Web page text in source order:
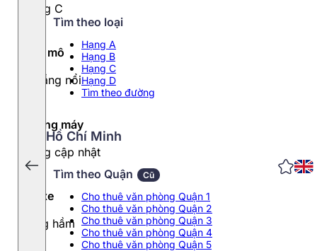
Tìm theo loại
Hạng A
Hạng B
Hạng C
Hạng D
Tìm theo đường
Hồ Chí Minh
Tìm theo Quận Cũ
Cho thuê văn phòng Quận 1
Cho thuê văn phòng Quận 2
Cho thuê văn phòng Quận 3
Cho thuê văn phòng Quận 4
Cho thuê văn phòng Quận 5
Hạng C
Quy mô
12 tầng nổi
Thang máy
Đang cập nhật
Đỗ xe
Tầng hầm